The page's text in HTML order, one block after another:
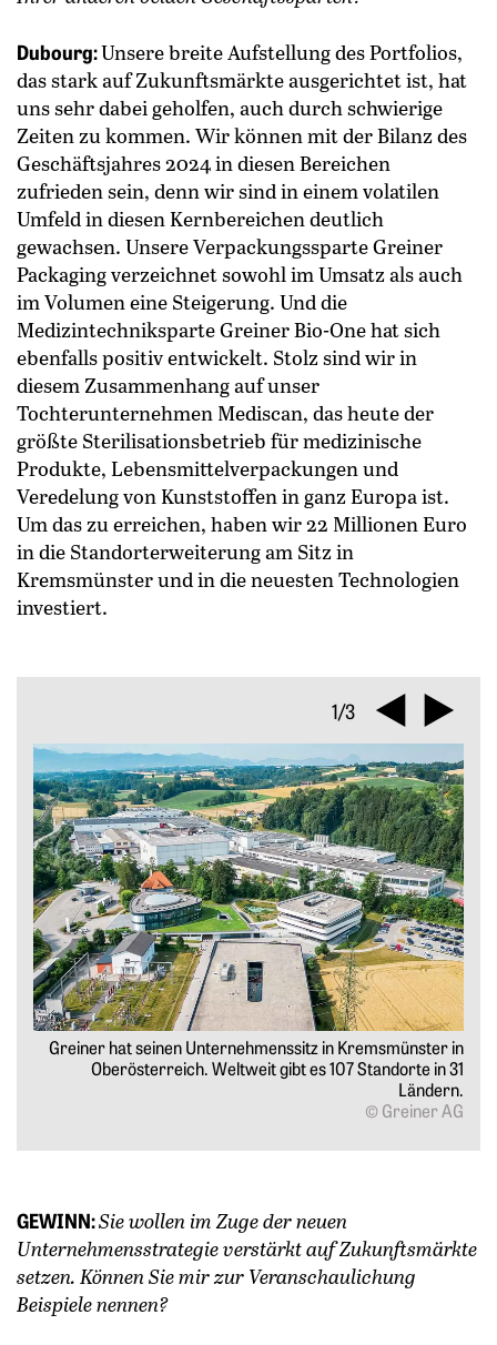
Dubourg:Unsere breite Aufstellung des Portfolios,
das stark auf Zukunftsmärkte ausgerichtet ist, hat
uns sehr dabei geholfen, auch durch schwierige
Zeiten zu kommen. Wir können mit der Bilanz des
Geschäftsjahres 2024 in diesen Bereichen
zufrieden sein, denn wir sind in einem volatilen
Umfeld in diesen Kernbereichen deutlich
gewachsen. Unsere Verpackungssparte Greiner
Packaging verzeichnet sowohl im Umsatz als auch
im Volumen eine Steigerung. Und die
Medizintechniksparte Greiner Bio-One hat sich
ebenfalls positiv entwickelt. Stolz sind wir in
diesem Zusammenhang auf unser
Tochterunternehmen Mediscan, das heute der
größte Sterilisationsbetrieb für medizinische
Produkte, Lebensmittelverpackungen und
Veredelung von Kunststoffen in ganz Europa ist.
Um das zu erreichen, haben wir 22 Millionen Euro
in die Standorterweiterung am Sitz in
Kremsmünster und in die neuesten Technologien
investiert.
1/3
Greiner hat seinen Unternehmenssitz in Kremsmünster in
Oberösterreich. Weltweit gibt es 107 Standorte in 31
Ländern.
© Greiner AG
GEWINN:Sie wollen im Zuge der neuen
Unternehmensstrategie verstärkt auf Zukunftsmärkte
setzen. Können Sie mir zur Veranschaulichung
Beispiele nennen?